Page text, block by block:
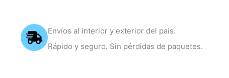
Envíos al interior y exterior del país.
Rápido y seguro. Sin pérdidas de paquetes.